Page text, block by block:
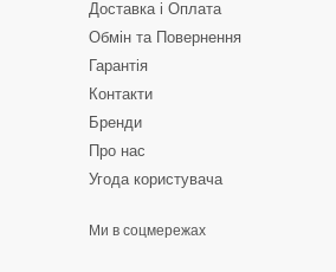
Доставка і Оплата
Обмін та Повернення
Гарантія
Контакти
Бренди
Про нас
Угода користувача
Ми в соцмережах